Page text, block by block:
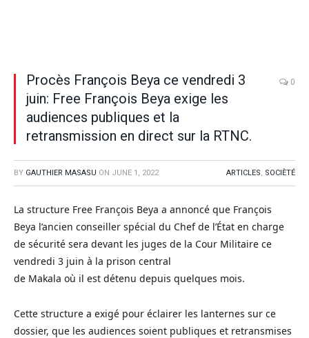
Procès François Beya ce vendredi 3
juin: Free François Beya exige les
audiences publiques et la
retransmission en direct sur la RTNC.
0
BY GAUTHIER MASASU ON JUNE 1, 2022 ARTICLES, SOCIÈTÉ
La structure Free François Beya a annoncé que François
Beya l’ancien conseiller spécial du Chef de l’État en charge
de sécurité sera devant les juges de la Cour Militaire ce
vendredi 3 juin à la prison central
de Makala où il est détenu depuis quelques mois.
Cette structure a exigé pour éclairer les lanternes sur ce
dossier, que les audiences soient publiques et retransmises